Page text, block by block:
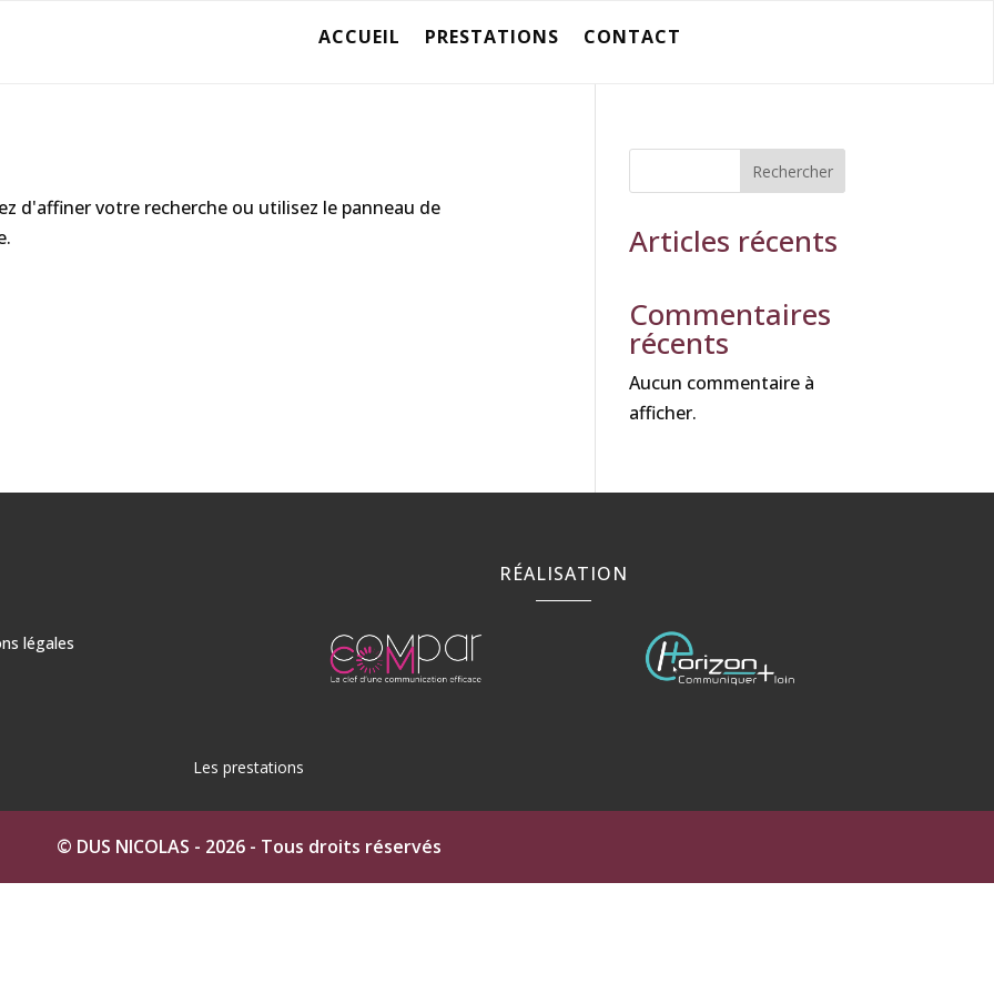
ACCUEIL PRESTATIONS CONTACT
d'affiner votre recherche ou utilisez le panneau de
Rechercher
Articles récents
Commentaires
récents
Aucun commentaire à
afficher.
légales
RÉALISATION
Les prestations
Ciré à Auch Béton ciré dans le Gers
Béton Ciré à Fleurance
© DUS NICOLAS - 2026 - Tous droits réservés